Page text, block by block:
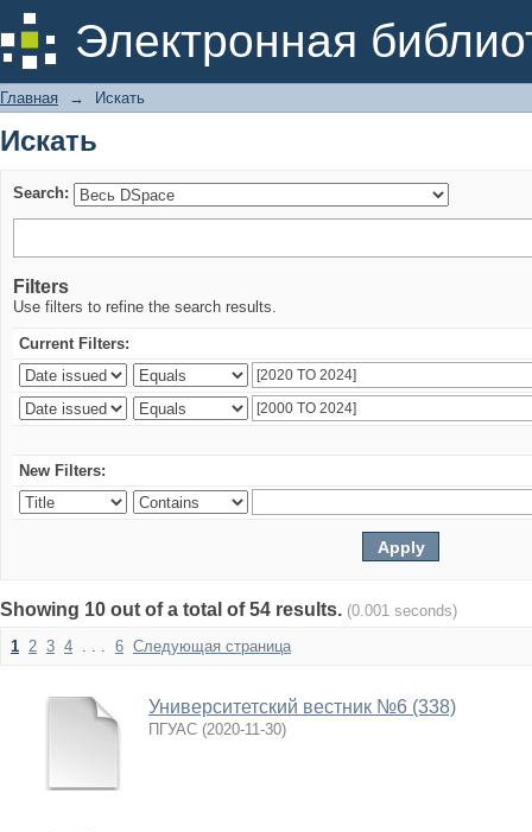
Электронная
Искать
Главная → Искать
Искать
Search:
Filters
Use filters to refine the search results.
Current Filters:
New Filters:
Showing 10 out of a total of 54 results. (0.001 seconds)
1 2 3 4 . . . 6 Следующая страница
Университетский вестник №6 (338)
ПГУАС (2020-11-30)